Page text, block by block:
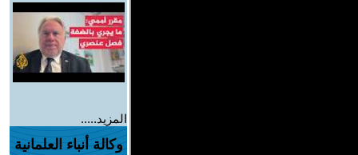
المزيد.....
وكالة أنباء العلمانية